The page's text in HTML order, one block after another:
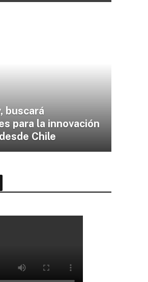
buscará
para la innovación
Chile